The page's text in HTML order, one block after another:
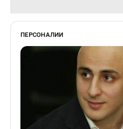
ПЕРСОНАЛИИ